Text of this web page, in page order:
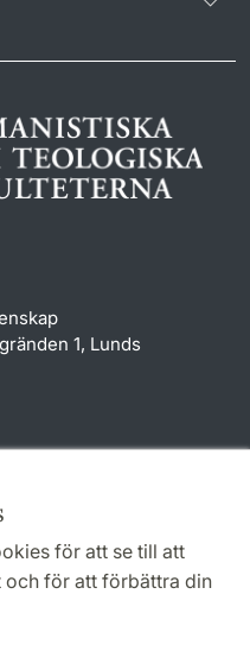
för att se till att
för att förbättra din
1, Lunds